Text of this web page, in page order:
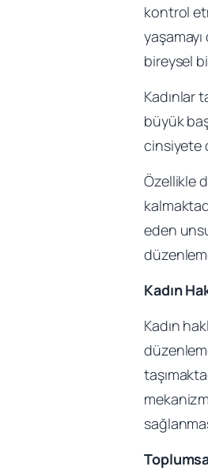
kontrol
bireysel
Kadınlar
büyük
cinsiyete
Özellikle
eden
Kadın
Kadın